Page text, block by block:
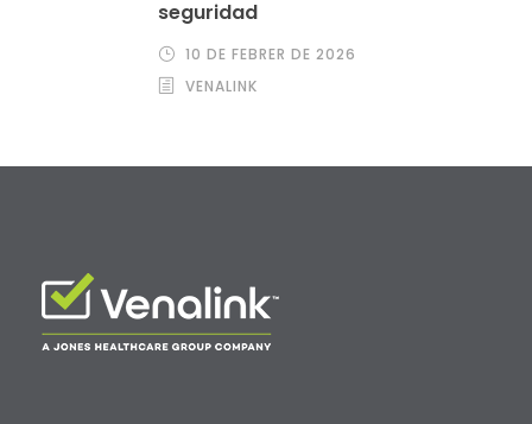
seguridad
10 DE FEBRER DE 2026
VENALINK